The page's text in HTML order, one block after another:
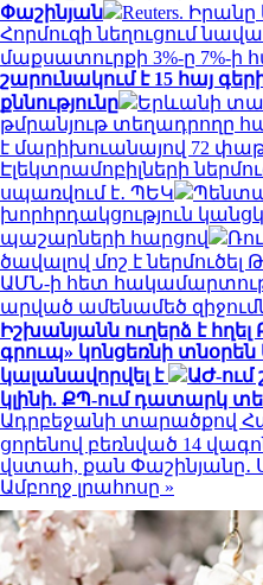
Փաշինյան
Reuters.
Հորմուզի նեղուցում
մաքսատուրքի 3%-ը 7%-ի
շարունակում է 15 հայ
քննությունը
Երևանի
թմրանյութ տեղադրողը
է մարիխուանայով 72
Էլեկտրամոբիլների
սպառվում է․ ՊԵԿ
խորհրդակցություն
պաշարների հարցով
ծավալով մոշ է ներմուծել
ԱՄՆ-ի հետ
արված ամենամեծ
Իշխանյանն ուղերձ է
գրուպ» կոնցեռնի տնօրեն
կալանավորվել է
ԱԺ-ում
կլինի. ՔՊ-ում դատարկ
Ադրբեջանի տարածքով
ցորենով բեռնված 14
վստահ, քան Փաշինյանը․
Ամբողջ լրահոսը »